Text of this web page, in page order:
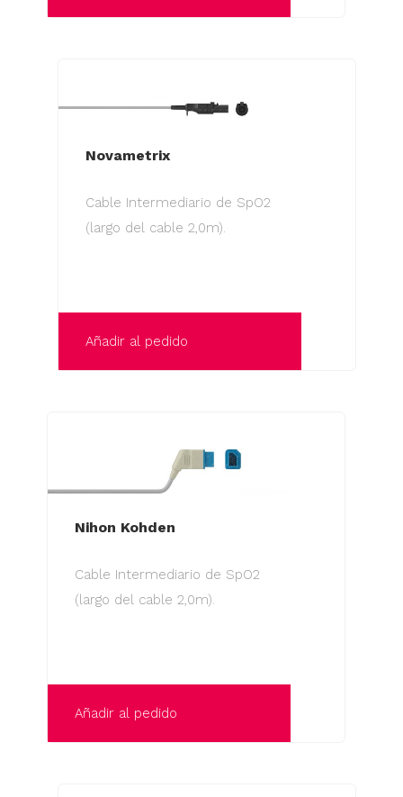
Novametrix
Cable Intermediario de SpO2
(largo del cable 2,0m).
Añadir al pedido
Nihon Kohden
Cable Intermediario de SpO2
(largo del cable 2,0m).
Añadir al pedido